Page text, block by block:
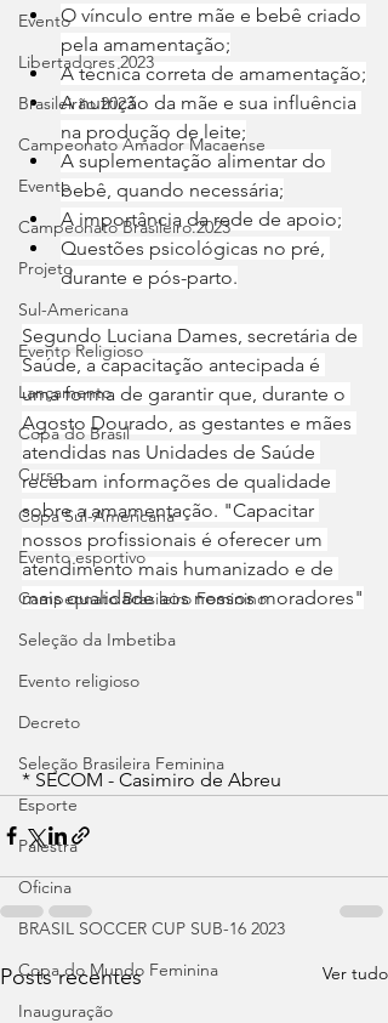
Evento
Libertadores 2023
Brasileirão 2023
Campeonato Amador Macaense
Evento
Campeonato Brasileiro.2023
Projeto
Sul-Americana
Evento Religioso
Lançamento
Copa do Brasil
Curso
Copa Sul-Americana
Evento esportivo
Campeonato Brasileiro Feminino
Seleção da Imbetiba
Evento religioso
Decreto
Seleção Brasileira Feminina
Esporte
Palestra
Oficina
BRASIL SOCCER CUP SUB-16 2023
Copa do Mundo Feminina
Inauguração
O vínculo entre mãe e bebê criado
pela amamentação;
A técnica correta de amamentação;
A nutrição da mãe e sua influência
na produção de leite;
A suplementação alimentar do
bebê, quando necessária;
A importância da rede de apoio;
Questões psicológicas no pré,
durante e pós-parto.
Segundo Luciana Dames, secretária de
Saúde, a capacitação antecipada é
uma forma de garantir que, durante o
Agosto Dourado, as gestantes e mães
atendidas nas Unidades de Saúde
recebam informações de qualidade
sobre a amamentação. "Capacitar
nossos profissionais é oferecer um
atendimento mais humanizado e de
mais qualidade aos nossos moradores"
* SECOM - Casimiro de Abreu
Posts recentes Ver tudo